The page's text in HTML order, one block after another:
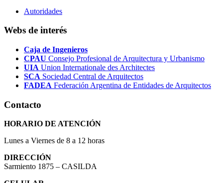
Autoridades
Webs de interés
Caja de Ingenieros
CPAU Consejo Profesional de Arquitectura y Urbanismo
UIA Union Internationale des Architectes
SCA Sociedad Central de Arquitectos
FADEA Federación Argentina de Entidades de Arquitectos
Contacto
HORARIO DE ATENCIÓN
Lunes a Viernes de 8 a 12 horas
DIRECCIÓN
Sarmiento 1875 – CASILDA